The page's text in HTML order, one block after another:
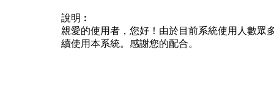
說明︰
親愛的使用者，您好！由於目前系統使用人數眾
續使用本系統。感謝您的配合。